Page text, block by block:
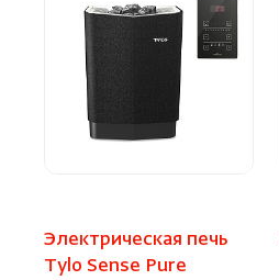
Электрическая печь
Tylo Sense Pure